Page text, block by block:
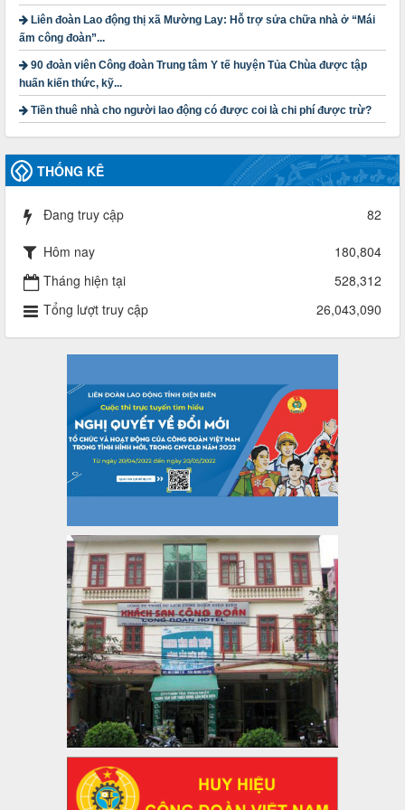
lượt xem: 4199 | lượt tải:1314
3716/TLD-TC
Công văn hướng dẫn công tác quả lý tài chính, tài sản công
đoàn khi đơn vị sát nhập, chấm dứt hoạt động
Thời gian đăng: 13/04/2025
lượt xem: 2004 | lượt tải:719
60/TB-LĐLĐ
Thông báo công khai dự toán thu, chi tài chính công đoàn
LĐLĐ tỉnh Điện Biên năm 2025
Thời gian đăng: 28/04/2025
lượt xem: 820 | lượt tải:285
485/QĐ-LĐLĐ
nhà nước năm 2024
Thời gian đăng: 29/04/2025
lượt xem: 917 | lượt tải:254
LĐLĐ Việt Nam về việc quy định tỷ lệ phân phối tự động
KPCĐ 2% qua tài khoản Công đoàn Việt Nam về các cấp
Công đoàn năm 2025
Thời gian đăng: 06/01/2025
lượt xem: 1067 | lượt tải:437
47-TTCĐ/BTGTU
Thông tin chuyên đề: Một số nôi dung về sắp xếp tổ chức bộ
Thời gian đăng: 25/12/2024
lượt xem: 1225 | lượt tải:339
37/HD-TLĐ
Hướng dẫn Công đoàn với việc tổ chức và hoạt động của
Ban Thanh tra Nhân dân
Thời gian đăng: 27/12/2024
lượt xem: 4949 | lượt tải:1352
35/HD-TLĐ
Hướng dẫn thực hiện một số nội dung chi liên quan đến
công tác kiểm tra, giám sát tại Công đoàn cơ sở
Thời gian đăng: 27/12/2024
lượt xem: 2075 | lượt tải:508
50/2024/QH/15
Luật Công đoàn 2024
Liên đoàn Lao động thị xã Mường Lay: Hỗ trợ sửa chữa nhà ở “Mái
ấm công đoàn”...
90 đoàn viên Công đoàn Trung tâm Y tế huyện Tủa Chùa được tập
huấn kiến thức, kỹ...
Tiền thuê nhà cho người lao động có được coi là chi phí được trừ?
THỐNG KÊ
Đang truy cập 82
Hôm nay
180,804
Tháng hiện tại
528,312
Tổng lượt truy cập
26,043,090